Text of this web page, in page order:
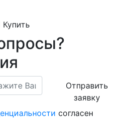
Купить
Отправить
заявку
согласен